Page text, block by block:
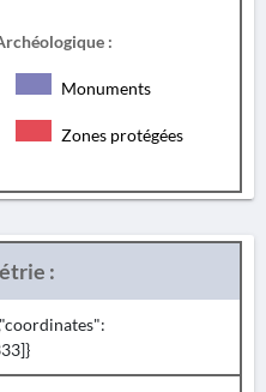
:
Monuments
Zones protégées
: